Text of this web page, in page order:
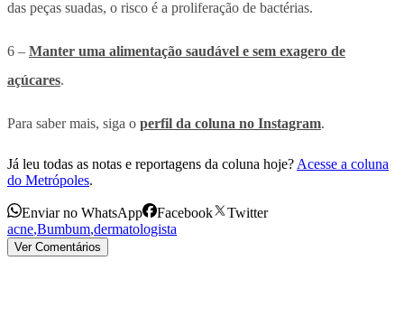
das peças suadas, o risco é a proliferação de bactérias.
6 – Manter uma alimentação saudável e sem exagero de
açúcares.
Para saber mais, siga o perfil da coluna no Instagram.
Já leu todas as notas e reportagens da coluna hoje? Acesse a coluna
do Metrópoles.
Enviar no WhatsApp Facebook
Twitter
acne,Bumbum,dermatologista
Ver Comentários